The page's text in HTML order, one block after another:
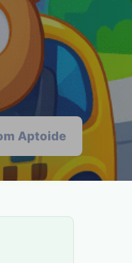
Aptoide